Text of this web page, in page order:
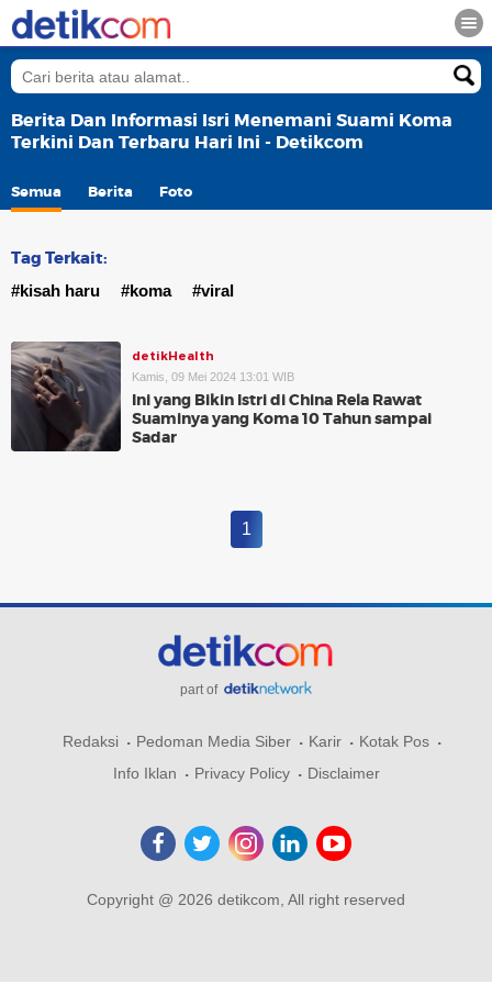
Berita Dan Informasi Isri Menemani Suami Koma
Terkini Dan Terbaru Hari Ini - Detikcom
Semua Berita Foto
Tag Terkait:
#kisah haru #koma #viral
detikHealth
Kamis, 09 Mei 2024 13:01 WIB
Ini yang Bikin Istri di China Rela Rawat
Suaminya yang Koma 10 Tahun sampai
Sadar
1
part of
Redaksi Pedoman Media Siber Karir
Kotak Pos
Info Iklan
Privacy Policy Disclaimer
Copyright @ 2026 detikcom, All right reserved